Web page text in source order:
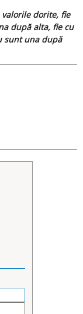
dorite, fie
după alta, fie cu
sunt una după